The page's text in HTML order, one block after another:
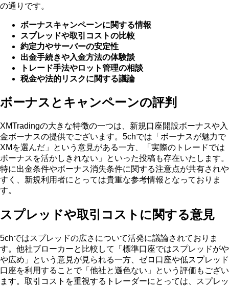
の通りです。
ボーナスキャンペーンに関する情報
スプレッドや取引コストの比較
約定力やサーバーの安定性
出金手続きや入金方法の体験談
トレード手法やロット管理の相談
税金や法的リスクに関する議論
ボーナスとキャンペーンの評判
XMTradingの大きな特徴の一つは、新規口座開設ボーナスや入
金ボーナスの提供でございます。5chでは「ボーナスが魅力で
XMを選んだ」という意見がある一方、「実際のトレードでは
ボーナスを活かしきれない」といった投稿も存在いたします。
特に出金条件やボーナス消失条件に関する注意点が共有されや
すく、新規利用者にとっては貴重な参考情報となっておりま
す。
スプレッドや取引コストに関する意見
5chではスプレッドの広さについて活発に議論されておりま
す。他社ブローカーと比較して「標準口座ではスプレッドがや
や広め」という意見が見られる一方、ゼロ口座や低スプレッド
口座を利用することで「他社と遜色ない」という評価もござい
ます。取引コストを重視するトレーダーにとっては、スプレッ